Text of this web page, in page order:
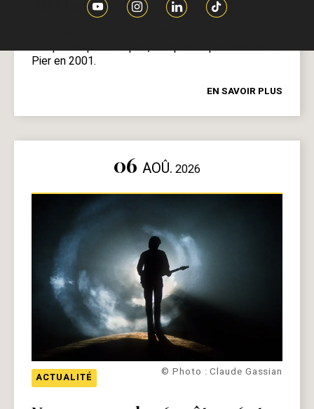
All I have is my soul
composée par J. Kapler, interprétée par Natasha St
Pier en 2001.
EN SAVOIR PLUS
06 AOÛ. 2026
© Photo : Claude Gassian
ACTUALITÉ